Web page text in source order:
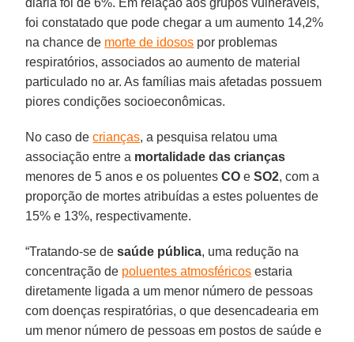
foi constatado que pode chegar a um aumento 14,2%
na chance de morte de idosos por problemas
respiratórios, associados ao aumento de material
particulado no ar. As famílias mais afetadas possuem
piores condições socioeconômicas.
No caso decrianças, a pesquisa relatou uma
associação entre a mortalidade das crianças
menores de 5 anos e os poluentesCO eSO2, com a
proporção de mortes atribuídas a estes poluentes de
15% e 13%, respectivamente.
“Tratando-se desaúde pública, uma redução na
concentração de poluentes atmosféricos estaria
diretamente ligada a um menor número de pessoas
com doenças respiratórias, o que desencadearia em
um menor número de pessoas em postos de saúde e